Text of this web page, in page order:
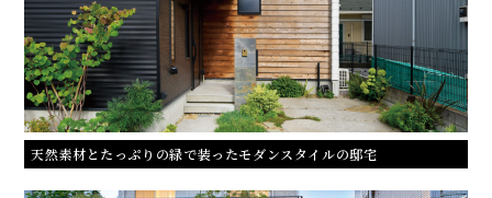
天然素材とたっぷりの緑で装ったモダンスタイルの邸宅